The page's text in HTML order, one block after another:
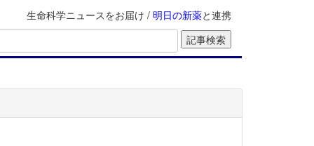
生命科学ニュースをお届け / 明日の新薬と連携